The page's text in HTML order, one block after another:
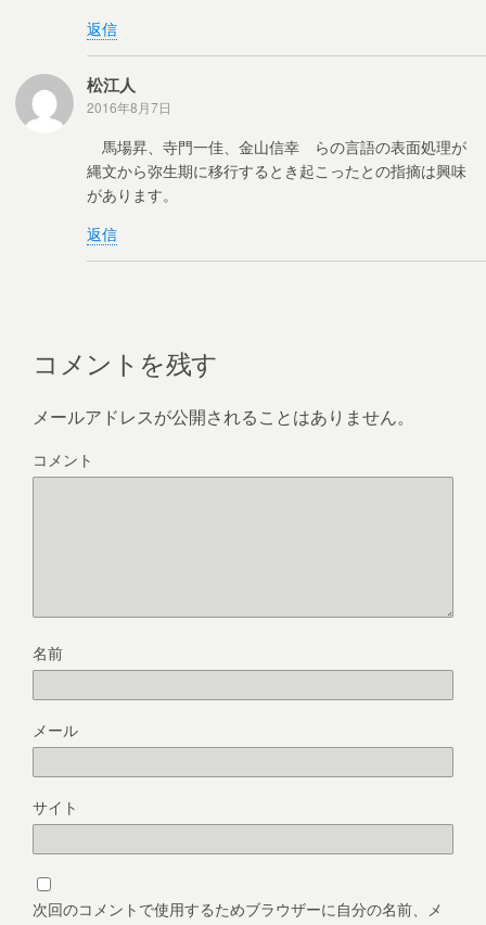
返信
松江人
2016年8月7日
馬場昇、寺門一佳、金山信幸 らの言語の表面処理が
縄文から弥生期に移行するとき起こったとの指摘は興味
があります。
返信
コメントを残す
メールアドレスが公開されることはありません。
コメント
名前
メール
サイト
次回のコメントで使用するためブラウザーに自分の名前、メ